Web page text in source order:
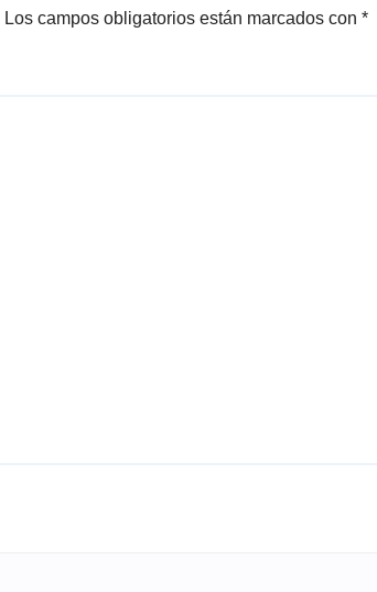
Los campos obligatorios están marcados con *